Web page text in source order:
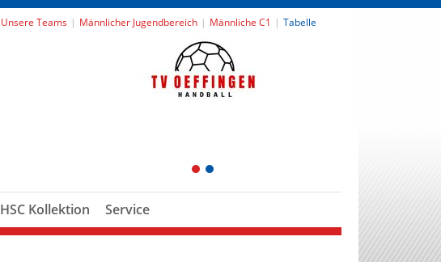
Unsere Teams Männlicher Jugendbereich Männliche C1 Tabelle
1 2
HSC Kollektion Service